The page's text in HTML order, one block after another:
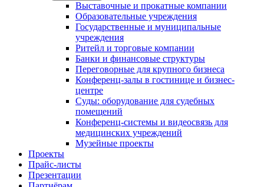
Выставочные и прокатные компании
Образовательные учреждения
Государственные и муниципальные
учреждения
Ритейл и торговые компании
Банки и финансовые структуры
Переговорные для крупного бизнеса
Конференц-залы в гостинице и бизнес-
центре
Суды: оборудование для судебных
помещений
Конференц-системы и видеосвязь для
медицинских учреждений
Музейные проекты
Проекты
Прайс-листы
Презентации